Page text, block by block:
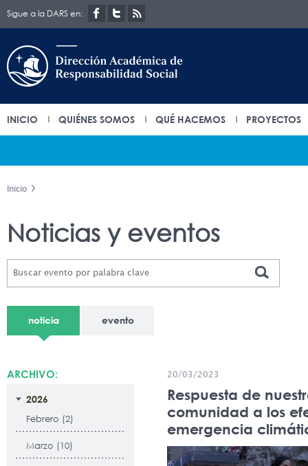
Sigue a la DARS en:
INICIO QUIÉNES SOMOS QUÉ HACEMOS PROYECTOS
Inicio
Noticias y eventos
noticia evento
ARCHIVO:
2026
Febrero (2)
Marzo (10)
20/03/2023
Respuesta de
comunidad a los
emergencia